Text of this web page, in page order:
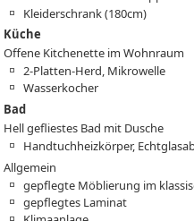
Kleiderschrank (180cm)
Küche
Offene Kitchenette im Wohnraum
2-Platten-Herd, Mikrowelle
Wasserkocher
Bad
Hell gefliestes Bad mit Dusche
Handtuchheizkörper,
Allgemein
gepflegte Möblierung im
gepflegtes Laminat